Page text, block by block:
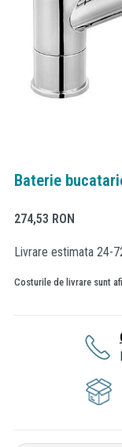
Baterie
274,53 RON
Livrare estimata 24-
Costurile de livrare sunt